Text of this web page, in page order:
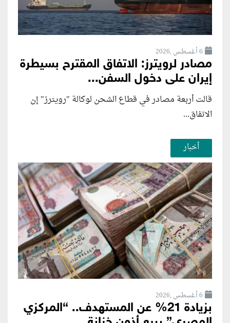
6 أغسطس ,2026
مصادر لرويترز: الاتفاق المقترح بسيطرة
إيران على دخول السفن...
قالت أربعة مصادر في قطاع الشحن لوكالة "رويترز" إن
الاتفاق...
أخبار
6 أغسطس ,2026
بزيادة 21% عن المستهدف.. “المركزي